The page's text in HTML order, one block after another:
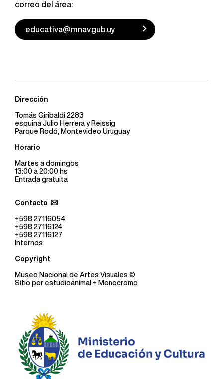
correo del área:
educativa@mnav.gub.uy
Dirección
Tomás Giribaldi 2283
esquina Julio Herrera y Reissig
Parque Rodó, Montevideo Uruguay
Horario
Martes a domingos
13:00 a 20:00 hs
Entrada gratuita
Contacto
+598 27116054
+598 27116124
+598 27116127
Internos
Copyright
Museo Nacional de Artes Visuales ©
Sitio por estudioanimal + Monocromo